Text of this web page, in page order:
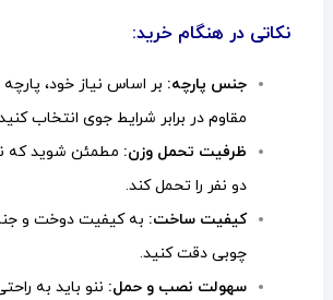
نکاتی در هنگام خرید:
جنس پارچه: بر اساس نیاز خود، پارچه
مقاوم در برابر شرایط جوی انتخاب
ظرفیت تحمل وزن: مطمئن شوید که
دو نفر را تحمل کند.
کیفیت ساخت: به کیفیت دوخت و
چوبی دقت کنید.
سهولت نصب و حمل: ننو باید به